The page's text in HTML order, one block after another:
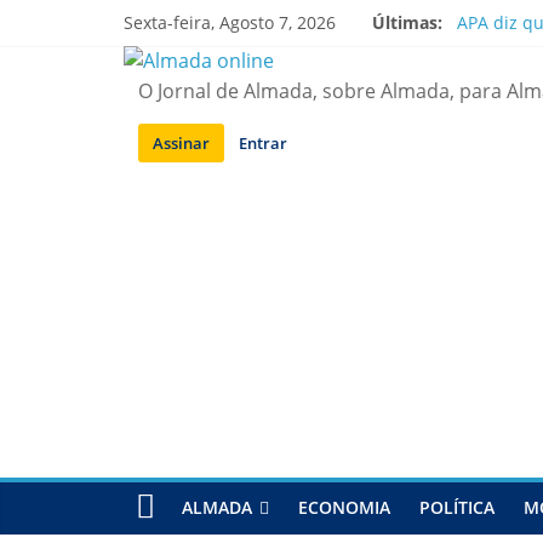
Sexta-feira, Agosto 7, 2026 Últimas:
APA diz
Ponte
Situação
O Jornal de Almada, sobre Almada, para
Assinar Entrar
ALMADA ECONOMIA POLÍTICA